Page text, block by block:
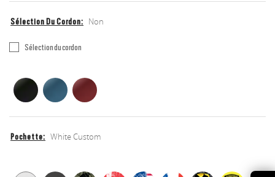
Sélection Du Cordon Non
SélectionSélection du cordon
Pochette White Custom